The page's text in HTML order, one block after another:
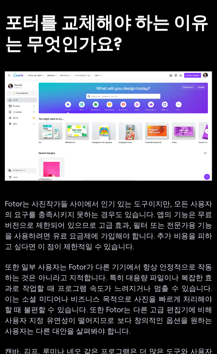
포터를 교체해야 하는 이유
는 무엇인가요?
Fotor는 사진작가들 사이에서 인기 있는 도구이지만, 모든 사용자
의 요구를 충족시키지 못하는 경우도 있습니다. 앱의 기능은 무료
버전으로 제한되어 있으므로 고급 효과, 필터 또는 전문가용 기능
을 사용하려면 유료 요금제에 가입해야 합니다. 추가 비용을 피하
고 싶다면 이 점이 제한적일 수 있습니다.
또한 일부 사용자는 Fotor가 다른 기기에서 항상 안정적으로 작동
하는 것은 아니라고 지적합니다. 특히 대용량 파일이나 복잡한 효
과로 작업할 때 프로그램 속도가 느려지거나 멈출 수 있습니다.
이는 소셜 미디어나 비즈니스 목적으로 사진을 빠르게 처리해야
할 때 불편할 수 있습니다. 또한 Fotor는 다른 고급 편집기에 비해
사용자 지정 유연성이 떨어지므로 보다 창의적인 옵션을 원하는
사용자는 다른 대안을 살펴봐야 합니다.
캔바, 김프, 루미나 네오 같은 프로그램은 더 많은 도구와 사용자